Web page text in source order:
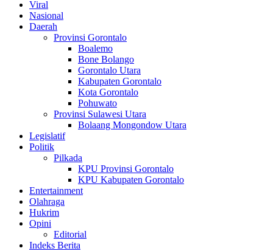
Viral
Nasional
Daerah
Provinsi Gorontalo
Boalemo
Bone Bolango
Gorontalo Utara
Kabupaten Gorontalo
Kota Gorontalo
Pohuwato
Provinsi Sulawesi Utara
Bolaang Mongondow Utara
Legislatif
Politik
Pilkada
KPU Provinsi Gorontalo
KPU Kabupaten Gorontalo
Entertainment
Olahraga
Hukrim
Opini
Editorial
Indeks Berita